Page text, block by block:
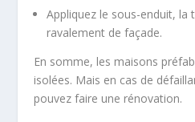
Appliquez le sous-enduit, la
ravalement de façade.
En somme, les maisons
isolées. Mais en cas de
pouvez faire une rénovation.